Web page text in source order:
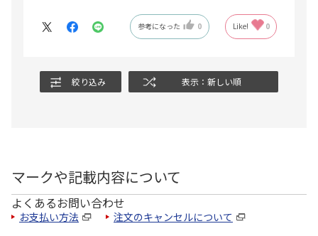
参考になった 0 Like! 0
絞り込み 表示：新しい順
マークや記載内容について
よくあるお問い合わせ
お支払い方法 注文のキャンセルについて